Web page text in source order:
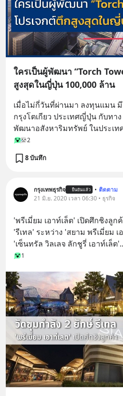
ใครเป็นผู้พัฒนา “Torch
สูงสุดในญี่ปุ่น 100,000 ล้าน
เมื่อไม่กี่วันที่ผ่านมา ลงทุนแมน
กรุงโตเกียว ประเทศญี่ปุ่น กับทา
พัฒนาอสังหาริมทรัพย์ ในประเท
2
8 บันทึก
กรุงเทพธุรกิจ ยืนยันแล้ว • ติดตาม
21 มิ.ย. 2020 เวลา 06:30 • ธุรกิจ
'พรีเมี่ยม เอาท์เล็ต' เปิดศึกชิงลู
'รีเทล' ระหว่าง 'สยาม พรีเมี่ยม เ
'เซ็นทรัล วิลเลจ ลักชูรี่ เอาท์เล็ต'
1